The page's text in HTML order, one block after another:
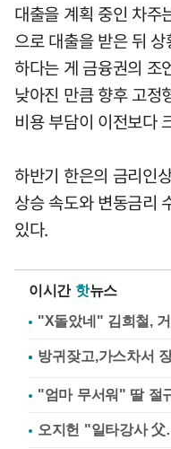
대출을 계획 중인 차주
으로 대출을 받은 뒤
하다는 게 금융권의 조
낮아진 만큼 향후 고정
비용 부담이 이전보다
하반기 한은의 금리인
상승 속도와 변동금리
있다.
이시간 핫뉴스
"X돌았네" 김희철,
"엄마 무서워" 딸 절
오지헌 "일타강사